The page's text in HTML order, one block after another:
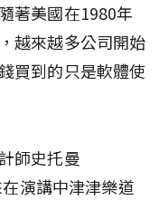
著美國在1980年
越來越多公司開始
買到的只是軟體使
師史托曼
演講中津津樂道